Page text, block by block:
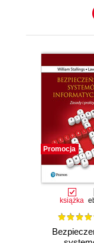
Promocja
książka